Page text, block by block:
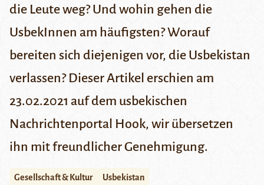
die Leute weg? Und wohin gehen die
UsbekInnen am häufigsten? Worauf
bereiten sich diejenigen vor, die Usbekistan
verlassen? Dieser Artikel erschien am
23.02.2021 auf dem usbekischen
Nachrichtenportal Hook, wir übersetzen
ihn mit freundlicher Genehmigung.
Gesellschaft & Kultur
Usbekistan